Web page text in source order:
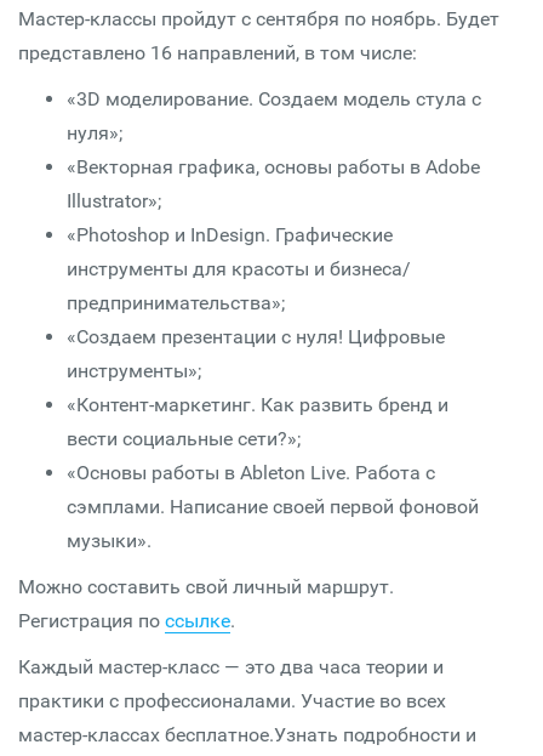
Мастер-классы пройдут с сентября по ноябрь. Будет
представлено 16 направлений, в том числе:
«3D моделирование. Создаем модель стула с
нуля»;
«Векторная графика, основы работы в Adobe
Illustrator»;
«Photoshop и InDesign. Графические
инструменты для красоты и бизнеса/
предпринимательства»;
«Создаем презентации с нуля! Цифровые
инструменты»;
«Контент-маркетинг. Как развить бренд и
вести социальные сети?»;
«Основы работы в Ableton Live. Работа с
сэмплами. Написание своей первой фоновой
музыки».
Можно составить свой личный маршрут.
Регистрация по ссылке.
Каждый мастер-класс — это два часа теории и
практики с профессионалами. Участие во всех
мастер-классах бесплатное.Узнать подробности и